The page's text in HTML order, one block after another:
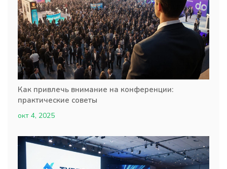
Как привлечь внимание на конференции:
практические советы
окт 4, 2025